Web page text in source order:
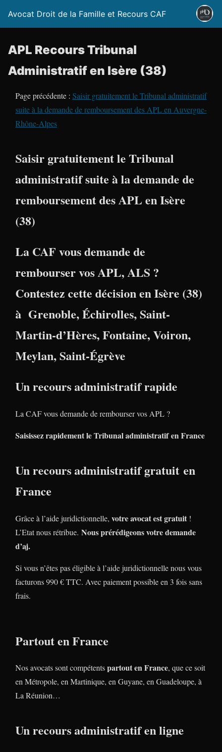
Avocat Droit de la Famille et Recours CAF
APL Recours Tribunal
Administratif en Isère (38)
Page précédente : Saisir gratuitement le Tribunal administratif
suite à la demande de remboursement des APL en Auvergne-
Rhône-Alpes
Saisir gratuitement le Tribunal
administratif suite à la demande de
remboursement des APL en Isère
(38)
La CAF vous demande de
rembourser vos APL, ALS ?
Contestez cette décision enIsère (38)
à Grenoble,Échirolles,Saint-
Martin-d’Hères,Fontaine,Voiron,
Meylan,Saint-Égrève
Un recours administratif rapide
La CAF vous demande de rembourser vos APL ?
Saisissez rapidement le Tribunal administratif en France
Un recours administratif gratuit en
France
Grâce à l’aide juridictionnelle, votre avocat est gratuit !
L’Etat nous rétribue. Nous prérédigeons votre demande
d’aj.
Si vous n’êtes pas éligible à l’aide juridictionnelle nous vous
facturons 990 € TTC. Avec paiement possible en 3 fois sans
frais.
Partout en France
Nos avocats sont compétentspartout en France, que ce soit
en Métropole, en Martinique, en Guyane, en Guadeloupe, à
La Réunion…
Un recours administratif en ligne